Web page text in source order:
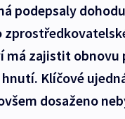
podepsaly
má zajistit obnovu
Klíčové
dosaženo